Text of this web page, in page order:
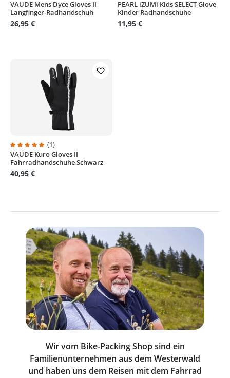
VAUDE Mens Dyce Gloves II
Langfinger-Radhandschuh
26,95 €
PEARL iZUMi Kids SELECT Glove
Kinder Radhandschuhe
11,95 €
Durchschnittliche Bewertung von 5 von 5 Sternen
(1)
VAUDE Kuro Gloves II
Fahrradhandschuhe Schwarz
40,95 €
Wir vom Bike-Packing Shop sind ein
Familienunternehmen aus dem Westerwald
und haben uns dem Reisen mit dem Fahrrad